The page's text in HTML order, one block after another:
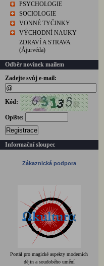
PSYCHOLOGIE
SOCIOLOGIE
VONNÉ TYČINKY
VÝCHODNÍ NAUKY
ZDRAVÍ A STRAVA
(Ájurvéda)
Odběr novinek mailem
Zadejte svůj e-mail:
Kód:
Opište:
Registrace
Informační sloupec
Zákaznická podpora
Portál pro magické aspekty moderních
dějin a soudobého umění